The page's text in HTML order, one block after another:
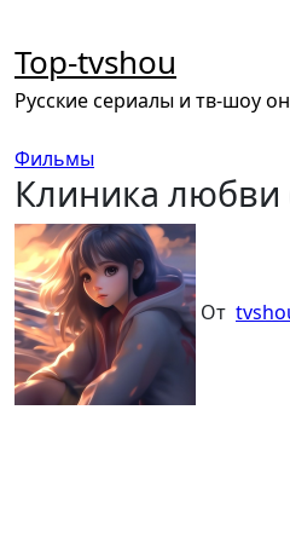
содержанию
Top-tvshou
Русские сериалы и тв-шоу
Фильмы
Клиника любви
От